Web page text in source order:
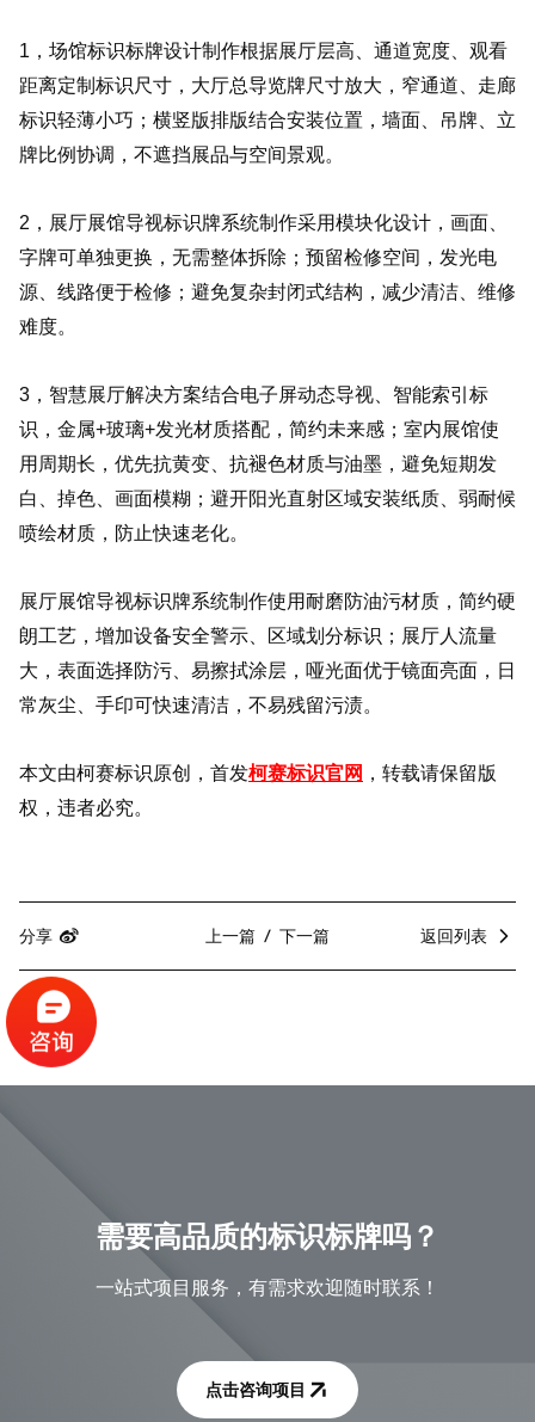
1，场馆标识标牌设计制作根据展厅层高、通道宽度、观看
距离定制标识尺寸，大厅总导览牌尺寸放大，窄通道、走廊
标识轻薄小巧；横竖版排版结合安装位置，墙面、吊牌、立
牌比例协调，不遮挡展品与空间景观。
2，展厅展馆导视标识牌系统制作采用模块化设计，画面、
字牌可单独更换，无需整体拆除；预留检修空间，发光电
源、线路便于检修；避免复杂封闭式结构，减少清洁、维修
难度。
3，智慧展厅解决方案结合电子屏动态导视、智能索引标
识，金属+玻璃+发光材质搭配，简约未来感；室内展馆使
用周期长，优先抗黄变、抗褪色材质与油墨，避免短期发
白、掉色、画面模糊；避开阳光直射区域安装纸质、弱耐候
喷绘材质，防止快速老化。
展厅展馆导视标识牌系统制作使用耐磨防油污材质，简约硬
朗工艺，增加设备安全警示、区域划分标识；展厅人流量
大，表面选择防污、易擦拭涂层，哑光面优于镜面亮面，日
常灰尘、手印可快速清洁，不易残留污渍。
本文由柯赛标识原创，首发柯赛标识官网 ，转载请保留版
权，违者必究。
分享 上一篇 下一篇 返回列表
需要高品质的标识标牌吗？
一站式项目服务，有需求欢迎随时联系！
点击咨询项目